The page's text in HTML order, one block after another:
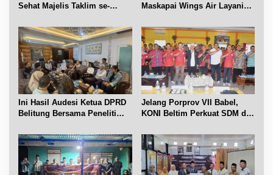
Sehat Majelis Taklim se-
Maskapai Wings Air Layani
Ini Hasil Audesi Ketua DPRD
Belitung Bersama Peneliti
Jelang Porprov VII Babel,
KONI Beltim Perkuat SDM di